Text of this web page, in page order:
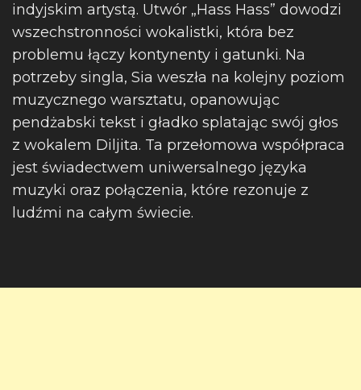
indyjskim artystą. Utwór „Hass Hass” dowodzi
wszechstronności wokalistki, która bez
problemu łączy kontynenty i gatunki. Na
potrzeby singla, Sia weszła na kolejny poziom
muzycznego warsztatu, opanowując
pendżabski tekst i gładko splatając swój głos
z wokalem Diljita. Ta przełomowa współpraca
jest świadectwem uniwersalnego języka
muzyki oraz połączenia, które rezonuje z
ludźmi na całym świecie.